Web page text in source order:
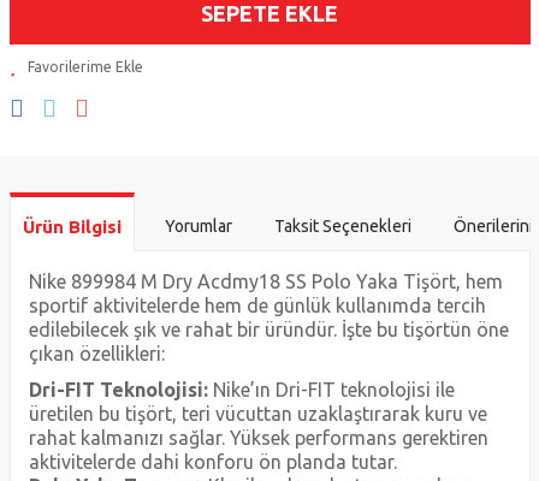
SEPETE EKLE
Ürün Bilgisi Yorumlar Taksit Seçenekleri
Nike 899984 M Dry Acdmy18 SS Polo Yaka Tişört, hem
sportif aktivitelerde hem de günlük kullanımda tercih
edilebilecek şık ve rahat bir üründür. İşte bu tişörtün öne
çıkan özellikleri:
Dri-FIT Teknolojisi:Nike’ın Dri-FIT teknolojisi ile
üretilen bu tişört, teri vücuttan uzaklaştırarak kuru ve
rahat kalmanızı sağlar. Yüksek performans gerektiren
aktivitelerde dahi konforu ön planda tutar.